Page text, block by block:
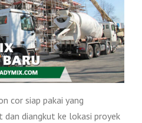
cor siap pakai yang
dan diangkut ke lokasi proyek